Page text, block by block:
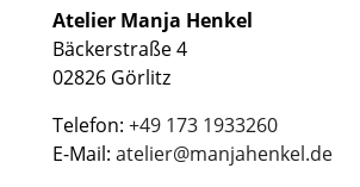
Atelier Manja Henkel
Bäckerstraße 4
02826 Görlitz
Telefon: +49 173 1933260
E-Mail: atelier@manjahenkel.de